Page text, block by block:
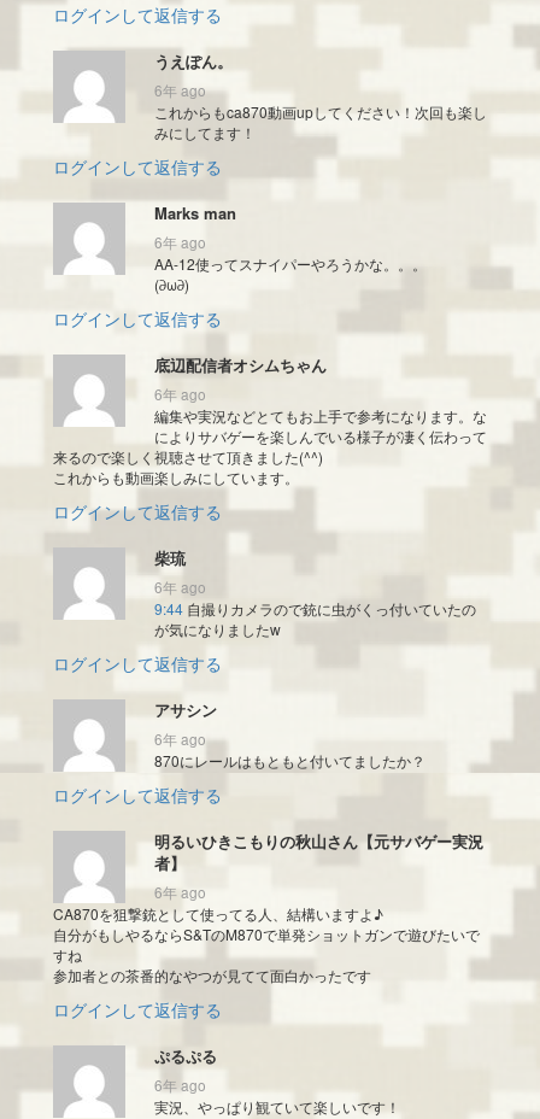
ログインして返信する
うえぽん。
6年 ago
これからもca870動画upしてください！次回も楽し
みにしてます！
ログインして返信する
Marks man
6年 ago
AA-12使ってスナイパーやろうかな。。。
(∂ω∂)
ログインして返信する
底辺配信者オシムちゃん
6年 ago
編集や実況などとてもお上手で参考になります。な
によりサバゲーを楽しんでいる様子が凄く伝わって
来るので楽しく視聴させて頂きました(^^)
これからも動画楽しみにしています。
ログインして返信する
柴琉
6年 ago
9:44 自撮りカメラので銃に虫がくっ付いていたの
が気になりましたw
ログインして返信する
アサシン
6年 ago
870にレールはもともと付いてましたか？
ログインして返信する
明るいひきこもりの秋山さん【元サバゲー実況
者】
6年 ago
CA870を狙撃銃として使ってる人、結構いますよ♪
自分がもしやるならS&TのM870で単発ショットガンで遊びたいで
すね
参加者との茶番的なやつが見てて面白かったです
ログインして返信する
ぷるぷる
6年 ago
実況、やっぱり観ていて楽しいです！